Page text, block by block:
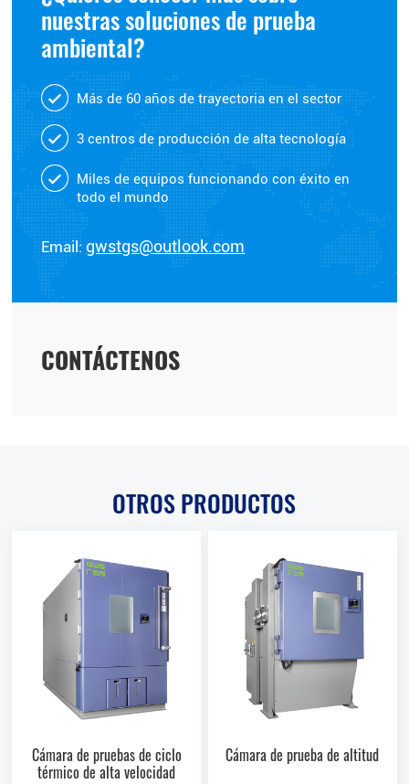
nuestras soluciones de prueba
ambiental?
Más de 60 años de trayectoria en el sector
3 centros de producción de alta tecnología
Miles de equipos funcionando con éxito en
todo el mundo
Email: gwstgs@outlook.com
CONTÁCTENOS
OTROS PRODUCTOS
Cámara de pruebas de ciclo
térmico de alta velocidad
Cámara de prueba de altitud